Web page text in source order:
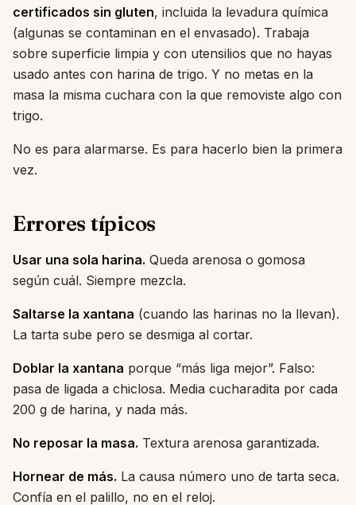
certificados sin gluten, incluida la levadura química
(algunas se contaminan en el envasado). Trabaja
sobre superficie limpia y con utensilios que no hayas
usado antes con harina de trigo. Y no metas en la
masa la misma cuchara con la que removiste algo con
trigo.
No es para alarmarse. Es para hacerlo bien la primera
vez.
Errores típicos
Usar una sola harina. Queda arenosa o gomosa
según cuál. Siempre mezcla.
Saltarse la xantana (cuando las harinas no la llevan).
La tarta sube pero se desmiga al cortar.
Doblar la xantana porque “más liga mejor”. Falso:
pasa de ligada a chiclosa. Media cucharadita por cada
200 g de harina, y nada más.
No reposar la masa. Textura arenosa garantizada.
Hornear de más. La causa número uno de tarta seca.
Confía en el palillo, no en el reloj.